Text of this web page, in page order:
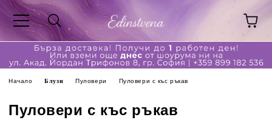
Начало Блузи Пуловери Пуловери с къс ръкав
Пуловери с къс ръкав